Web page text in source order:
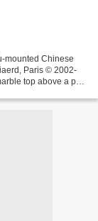
mounted Chinese
Paris © 2002-
top above a pair